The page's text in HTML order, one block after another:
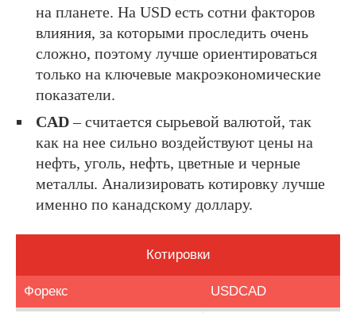
на планете. На USD есть сотни факторов
влияния, за которыми проследить очень
сложно, поэтому лучше ориентироваться
только на ключевые макроэкономические
показатели.
CAD– считается сырьевой валютой, так
как на нее сильно воздействуют цены на
нефть, уголь, нефть, цветные и черные
металлы. Анализировать котировку лучше
именно по канадскому доллару.
Котировки
Форекс USDCAD